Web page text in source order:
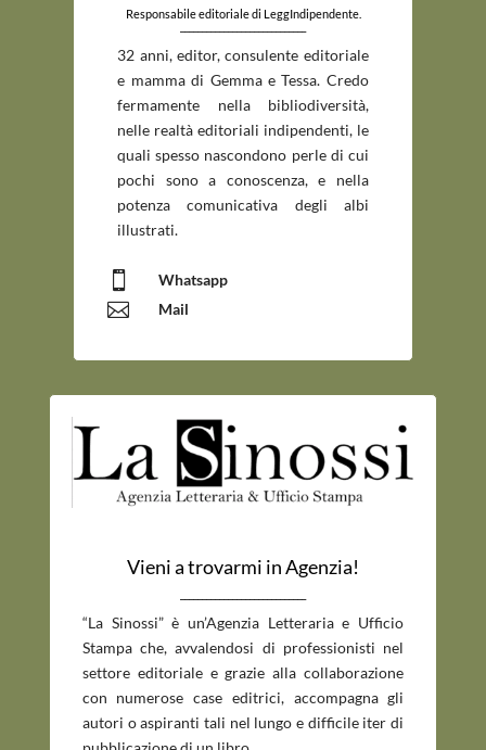
Responsabile editoriale di LeggIndipendente.
_____________________________
32 anni, editor, consulente editoriale
e mamma di Gemma e Tessa. Credo
fermamente nella bibliodiversità,
nelle realtà editoriali indipendenti, le
quali spesso nascondono perle di cui
pochi sono a conoscenza, e nella
potenza comunicativa degli albi
illustrati.
 Whatsapp
 Mail
Vieni a trovarmi in Agenzia!
“La Sinossi” è un’Agenzia Letteraria e Ufficio
Stampa che, avvalendosi di professionisti nel
settore editoriale e grazie alla collaborazione
con numerose case editrici, accompagna gli
autori o aspiranti tali nel lungo e difficile iter di